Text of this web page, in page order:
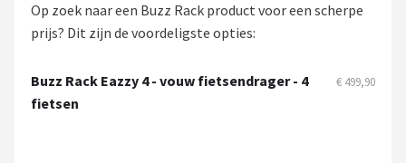
BBB Cycling
Schwalbe
Op zoek naar een Buzz Rack product voor een scherpe
prijs? Dit zijn de voordeligste opties:
Buzz Rack Eazzy 4 - vouw fietsendrager - 4
fietsen
€ 499,90